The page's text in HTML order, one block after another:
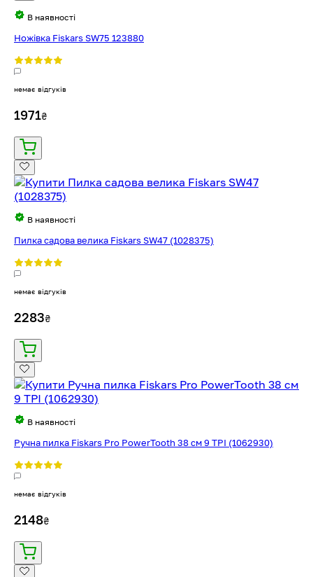
В наявності
Ножівка Fiskars SW75 123880
немає відгуків
1971₴
В наявності
Пилка садова велика Fiskars SW47 (1028375)
немає відгуків
2283₴
В наявності
Ручна пилка Fiskars Pro PowerTooth 38 см 9 TPI (1062930)
немає відгуків
2148₴